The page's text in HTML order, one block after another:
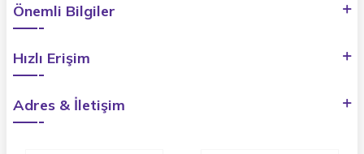
Önemli Bilgiler
Hızlı Erişim
Adres & İletişim